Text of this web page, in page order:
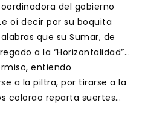
del gobierno
oí decir por su boquita
que su Sumar, de
a la “Horizontalidad”…
entiendo
a la piltra, por tirarse a la
colorao reparta suertes…